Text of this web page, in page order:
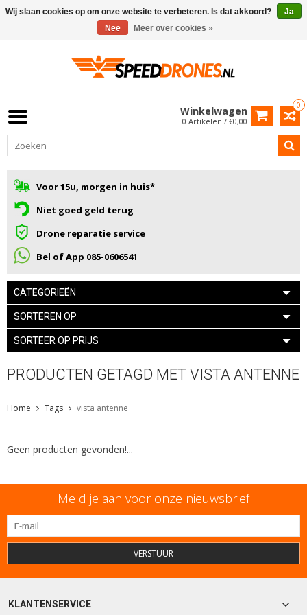
0
Winkelwagen
0 Artikelen / €0,00
Voor 15u, morgen in huis*
Niet goed geld terug
Drone reparatie service
Bel of App 085-0606541
CATEGORIEËN
SORTEREN OP
SORTEER OP PRIJS
PRODUCTEN GETAGD MET VISTA ANTENNE
Home Tags vista antenne
Geen producten gevonden!...
Meld je aan voor onze nieuwsbrief
VERSTUUR
KLANTENSERVICE
Wij slaan cookies op om onze website te verbeteren. Is dat akkoord?
Ja
Nee
Meer over cookies »